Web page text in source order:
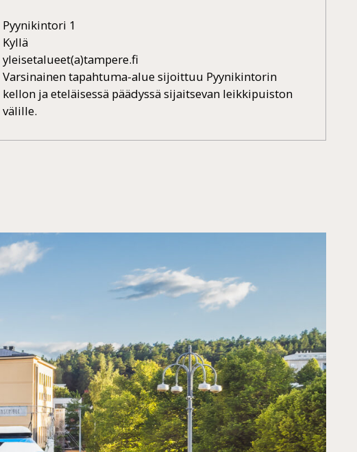
Pyynikintori 1
Kyllä
yleisetalueet(a)tampere.fi
Varsinainen tapahtuma-alue sijoittuu Pyynikintorin
kellon ja eteläisessä päädyssä sijaitsevan leikkipuiston
välille.